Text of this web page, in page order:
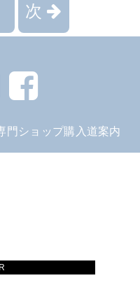
次
門ショップ購入道案内